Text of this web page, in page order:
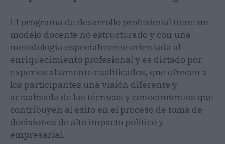
El programa de desarrollo profesional tiene un
modelo docente no estructurado y con una
metodología especialmente orientada al
enriquecimiento profesional y es dictado por
expertos altamente cualificados, que ofrecen a
los participantes una visión diferente y
actualizada de las técnicas y conocimientos que
contribuyen al éxito en el proceso de toma de
decisiones de alto impacto político y
empresarial.